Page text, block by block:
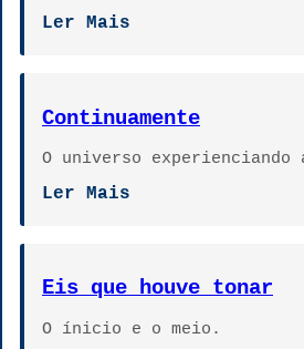
Ler Mais
Continuamente
O universo
Ler Mais
Eis que houve tonar
O ínicio e o meio.